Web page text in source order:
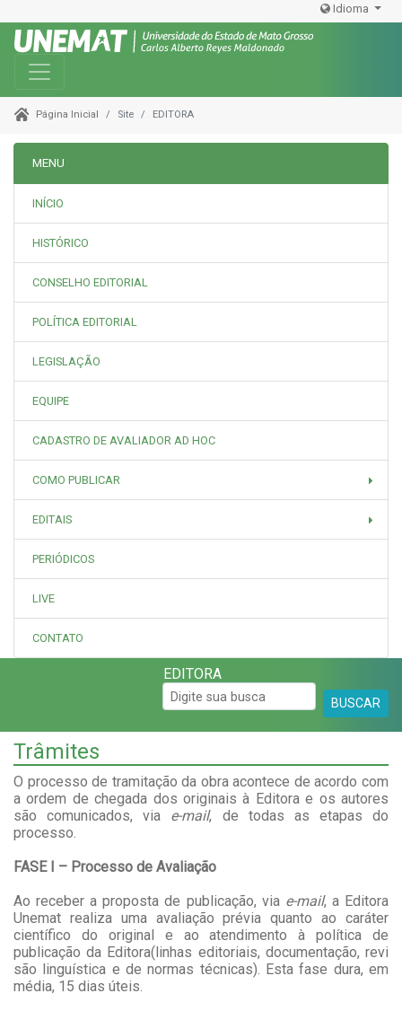
Idioma
Toggle navigation
Página Inicial Site EDITORA
MENU
INÍCIO
HISTÓRICO
CONSELHO EDITORIAL
POLÍTICA EDITORIAL
LEGISLAÇÃO
EQUIPE
CADASTRO DE AVALIADOR AD HOC
COMO PUBLICAR
EDITAIS
PERIÓDICOS
LIVE
CONTATO
EDITORA
BUSCAR
Trâmites
O processo de tramitação da obra acontece de acordo com
a ordem de chegada dos originais à Editora e os autores
são comunicados, via e-mail, de todas as etapas do
processo.
FASE I – Processo de Avaliação
Ao receber a proposta de publicação, via e-mail, a Editora
Unemat realiza uma avaliação prévia quanto ao caráter
científico do original e ao atendimento à política de
publicação da Editora(linhas editoriais, documentação,revi
são linguística e de normas técnicas). Esta fase dura, em
média, 15 dias úteis.